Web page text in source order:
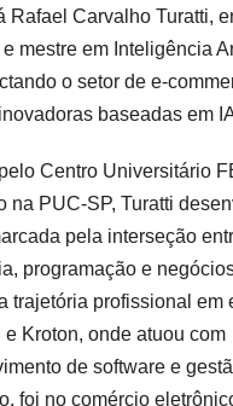
Rafael Carvalho Turatti,
mestre em Inteligência
o setor de e-
baseadas em
Centro Universitário
na PUC-SP, Turatti
pela interseção
programação e
trajetória profissional em
e Kroton, onde atuou com
de software e
foi no comércio